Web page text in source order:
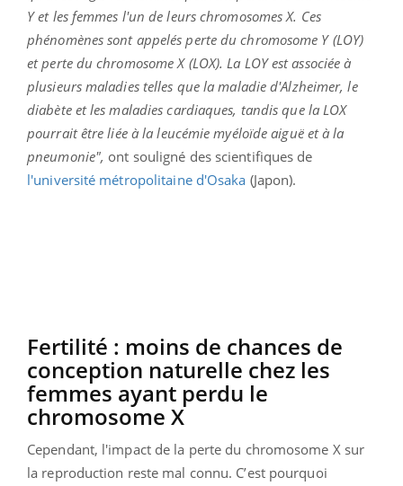
Y et les femmes l'un de leurs chromosomes X. Ces
phénomènes sont appelés perte du chromosome Y (LOY)
et perte du chromosome X (LOX). La LOY est associée à
plusieurs maladies telles que la maladie d'Alzheimer, le
diabète et les maladies cardiaques, tandis que la LOX
pourrait être liée à la leucémie myéloïde aiguë et à la
pneumonie", ont souligné des scientifiques de
l'université métropolitaine d'Osaka (Japon).
Fertilité : moins de chances de
conception naturelle chez les
femmes ayant perdu le
chromosome X
Cependant, l'impact de la perte du chromosome X sur
la reproduction reste mal connu. C’est pourquoi